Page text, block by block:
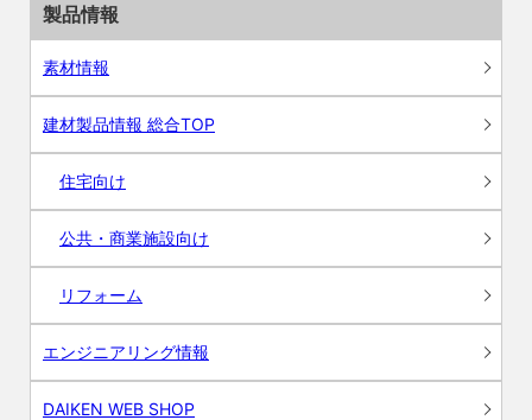
製品情報
素材情報
建材製品情報 総合TOP
住宅向け
公共・商業施設向け
リフォーム
エンジニアリング情報
DAIKEN WEB SHOP